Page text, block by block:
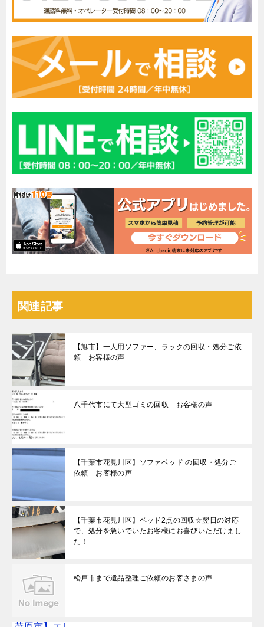
関連記事
【旭市】一人用ソファー、ラックの回収・処分ご依
頼 お客様の声
八千代市にて大型ゴミの回収 お客様の声
【千葉市花見川区】ソファベッド の回収・処分ご
依頼 お客様の声
【千葉市花見川区】ベッド2点の回収☆翌日の対応
で、処分を急いでいたお客様にお喜びいただけまし
た！
松戸市まで遺品整理ご依頼のお客さまの声